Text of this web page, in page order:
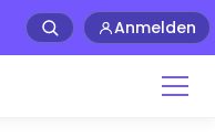
Anmelden